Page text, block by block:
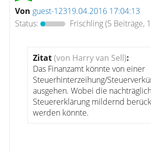
Von guest-12319.04.2016 17:04:13
Status:
Frischling(5 Beiträge,
Zitat(von Harry van Sell):
Das Finanzamt könnte von einer
Steuerhinterzeihung/
ausgehen. Wobei die
Steuererklärung mildernd
werden könnte.